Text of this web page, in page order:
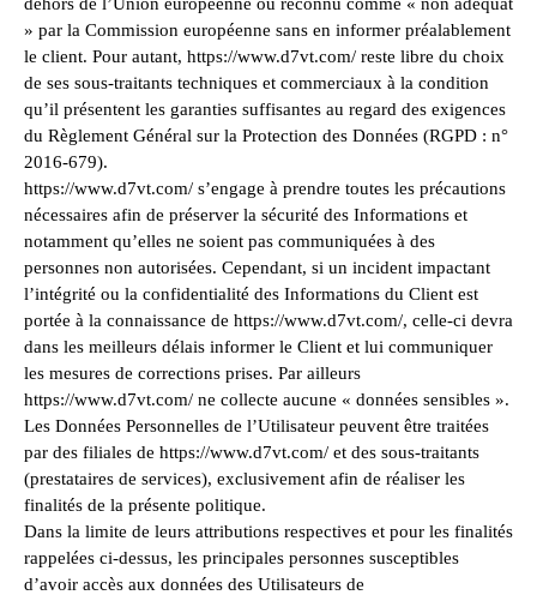
» par la Commission européenne sans en informer préalablement
le client. Pour autant, https://www.d7vt.com/ reste libre du choix
de ses sous-traitants techniques et commerciaux à la condition
qu’il présentent les garanties suffisantes au regard des exigences
du Règlement Général sur la Protection des Données (RGPD : n°
2016-679).
https://www.d7vt.com/ s’engage à prendre toutes les précautions
nécessaires afin de préserver la sécurité des Informations et
notamment qu’elles ne soient pas communiquées à des
personnes non autorisées. Cependant, si un incident impactant
l’intégrité ou la confidentialité des Informations du Client est
portée à la connaissance de https://www.d7vt.com/, celle-ci devra
dans les meilleurs délais informer le Client et lui communiquer
les mesures de corrections prises. Par ailleurs
https://www.d7vt.com/ ne collecte aucune « données sensibles ».
Les Données Personnelles de l’Utilisateur peuvent être traitées
par des filiales de https://www.d7vt.com/ et des sous-traitants
(prestataires de services), exclusivement afin de réaliser les
finalités de la présente politique.
Dans la limite de leurs attributions respectives et pour les finalités
rappelées ci-dessus, les principales personnes susceptibles
d’avoir accès aux données des Utilisateurs de